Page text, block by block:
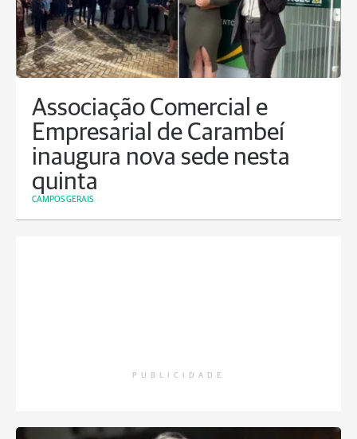
Associação Comercial e
Empresarial de Carambeí
inaugura nova sede nesta
quinta
CAMPOS GERAIS
PUBLICIDADE